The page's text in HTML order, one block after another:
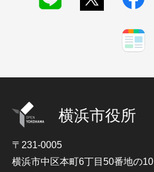
横浜市役所
〒231-0005
横浜市中区本町6丁目50番地の10